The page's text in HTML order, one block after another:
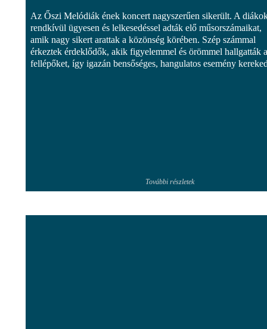
Az Őszi Melódiák ének koncert nagyszerűen sikerült. A
rendkívül ügyesen és lelkesedéssel adták elő műsorszámaikat,
amik nagy sikert arattak a közönség körében. Szép számmal
érkeztek érdeklődők, akik figyelemmel és örömmel hallgatták a
fellépőket, így igazán bensőséges, hangulatos esemény
További részletek